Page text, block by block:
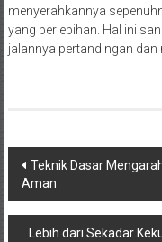
menyerahkannya
yang berlebihan. Hal ini
jalannya pertandingan
Navigasi
pos
Teknik Dasar
Aman
Lebih dari Sekadar